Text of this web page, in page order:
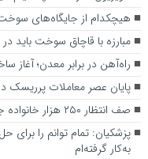
هیچکدام از جایگاه‌های
مبارزه با قاچاق سوخت باید
راه‌آهن در برابر معدن؛ آغاز
پایان عصر معاملات پرریسک در
صف انتظار ۲۵۰ هزار خانواده جوان برای دریافت زمین
پزشکیان: تمام توانم را برای
به‌کار گرفته‌ام